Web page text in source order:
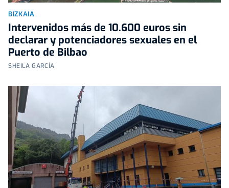
BIZKAIA
Intervenidos más de 10.600 euros sin
declarar y potenciadores sexuales en el
Puerto de Bilbao
SHEILA GARCÍA